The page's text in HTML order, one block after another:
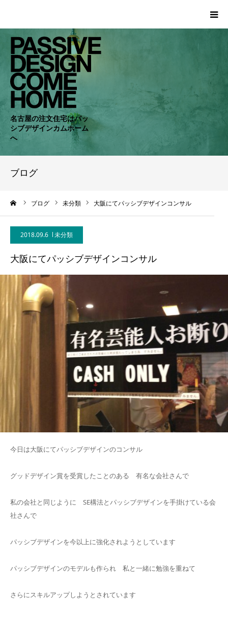
名古屋の注文住宅はパッ
シブデザインカムホーム
へ
ブログ
ブログ 未分類 大阪にてパッシブデザインコンサル
2018.09.6 未分類
大阪にてパッシブデザインコンサル
今日は大阪にてパッシブデザインのコンサル
グッドデザイン賞を受賞したことのある 有名な会社さんで
私の会社と同じように SE構法とパッシブデザインを手掛けている会
社さんで
パッシブデザインを今以上に強化されようとしています
パッシブデザインのモデルも作られ 私と一緒に勉強を重ねて
さらにスキルアップしようとされています
HOME
WORKS
COMPANY
CONCEPT
NEWS
BLOG
CONTACT